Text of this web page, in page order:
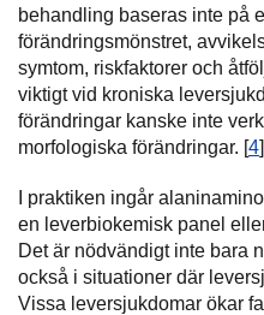
behandling baseras inte på
förändringsmönstret,
symtom, riskfaktorer och
viktigt vid kroniska
förändringar kanske inte
morfologiska förändringar. [4]
I praktiken ingår
en leverbiokemisk panel
Det är nödvändigt inte bara
också i situationer där
Vissa leversjukdomar ökar